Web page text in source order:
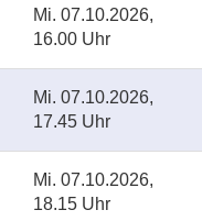
Mi. 07.10.2026,
16.00 Uhr
Mi. 07.10.2026,
17.45 Uhr
Mi. 07.10.2026,
18.15 Uhr